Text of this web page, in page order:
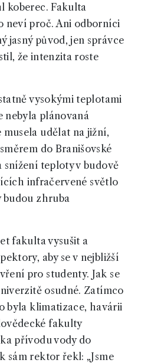
koberec. Fakulta
neví proč. Ani odborníci
jasný původ, jen správce
že intenzita roste
vysokými teplotami
nebyla plánovaná
udělat na jižní,
do Branišovské
snížení teploty v budově
infračervené světlo
budou zhruba
fakulta vysušit a
aby se v nejbližší
pro studenty. Jak se
osudné. Zatímco
byla klimatizace, havárii
fakulty
přívodu vody do
sám rektor řekl: „Jsme